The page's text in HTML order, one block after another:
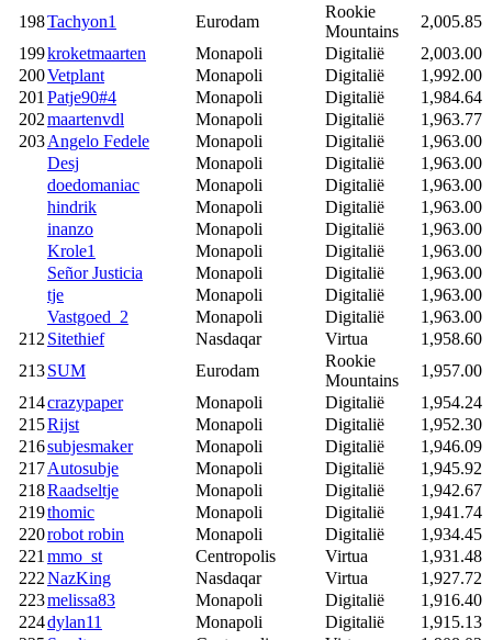
198Tachyon1 Eurodam
Rookie
Mountains
2,005.85
199kroketmaarten Monapoli Digitalië
2,003.00
200Vetplant Monapoli Digitalië
1,992.00
201 Patje90#4 Monapoli Digitalië
1,984.64
202maartenvdl Monapoli Digitalië
1,963.77
203Angelo Fedele Monapoli Digitalië
1,963.00
Desj
Monapoli Digitalië
1,963.00
doedomaniac
Monapoli Digitalië
1,963.00
hindrik
Monapoli Digitalië
1,963.00
inanzo
Monapoli Digitalië
1,963.00
Krole1
Monapoli Digitalië
1,963.00
Señor Justicia
Monapoli Digitalië
1,963.00
tje
Monapoli Digitalië
1,963.00
Vastgoed_2
Monapoli Digitalië
1,963.00
212 Sitethief Nasdaqar Virtua
1,958.60
213SUM Eurodam
Rookie
Mountains
1,957.00
214crazypaper Monapoli Digitalië
1,954.24
215Rijst Monapoli Digitalië
1,952.30
216subjesmaker Monapoli Digitalië
1,946.09
217Autosubje Monapoli Digitalië
1,945.92
218Raadseltje Monapoli Digitalië
1,942.67
219thomic Monapoli Digitalië
1,941.74
220robot robin Monapoli Digitalië
1,934.45
221 mmo_st Centropolis Virtua
1,931.48
222NazKing Nasdaqar Virtua
1,927.72
223melissa83 Monapoli Digitalië
1,916.40
224dylan11 Monapoli Digitalië
1,915.13